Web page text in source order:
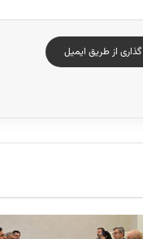
از طریق ایمیل